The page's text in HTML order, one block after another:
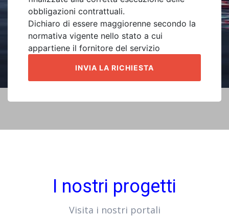
obbligazioni contrattuali.
Dichiaro di essere maggiorenne secondo la
normativa vigente nello stato a cui
appartiene il fornitore del servizio
I nostri progetti
Visita i nostri portali